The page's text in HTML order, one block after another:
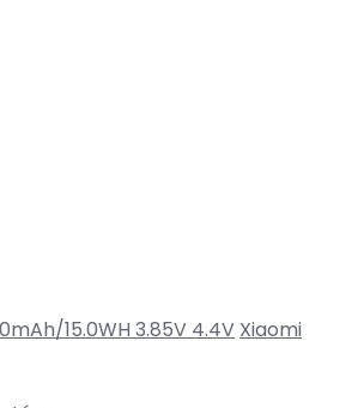
15.0WH 3.85V 4.4V Xiaomi